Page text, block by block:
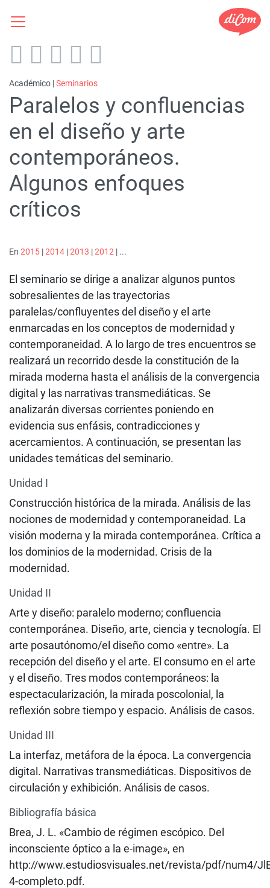
Académico |Seminarios
Paralelos y confluencias
en el diseño y arte
contemporáneos.
Algunos enfoques
críticos
En 2015 |2014 |2013 |2012 | ...
El seminario se dirige a analizar algunos puntos
sobresalientes de las trayectorias
paralelas/confluyentes del diseño y el arte
enmarcadas en los conceptos de modernidad y
contemporaneidad. A lo largo de tres encuentros se
realizará un recorrido desde la constitución de la
mirada moderna hasta el análisis de la convergencia
digital y las narrativas transmediáticas. Se
analizarán diversas corrientes poniendo en
evidencia sus enfásis, contradicciones y
acercamientos. A continuación, se presentan las
unidades temáticas del seminario.
Unidad I
Construcción histórica de la mirada. Análisis de las
nociones de modernidad y contemporaneidad. La
visión moderna y la mirada contemporánea. Crítica a
los dominios de la modernidad. Crisis de la
modernidad.
Unidad II
Arte y diseño: paralelo moderno; confluencia
contemporánea. Diseño, arte, ciencia y tecnología. El
arte posautónomo/el diseño como «entre». La
recepción del diseño y el arte. El consumo en el arte
y el diseño. Tres modos contemporáneos: la
espectacularización, la mirada poscolonial, la
reflexión sobre tiempo y espacio. Análisis de casos.
Unidad III
La interfaz, metáfora de la época. La convergencia
digital. Narrativas transmediáticas. Dispositivos de
circulación y exhibición. Análisis de casos.
Bibliografía básica
Brea, J. L. «Cambio de régimen escópico. Del
inconsciente óptico a la e-image», en
http://www.estudiosvisuales.net/revista/pdf/num4/
4-completo.pdf.